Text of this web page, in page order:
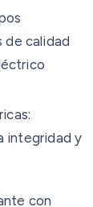
de calidad
integridad y
con